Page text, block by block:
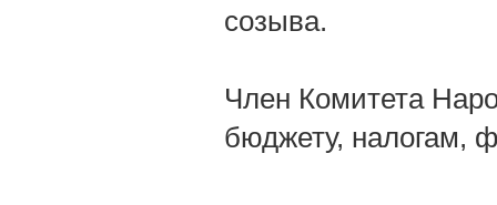
созыва.
Член Комитета
бюджету, налогам,